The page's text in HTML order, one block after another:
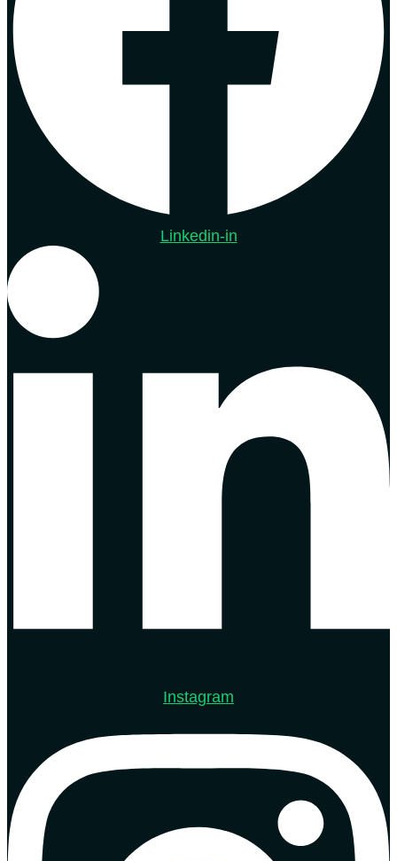
Linkedin-in
Instagram